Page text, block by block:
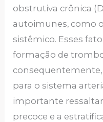
obstrutiva crônica
autoimunes, como
sistêmico. Esses
formação de
para o sistema
importante
precoce e a